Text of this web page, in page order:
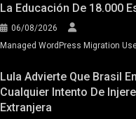
La Educación De 18.000
06/08/2026
Managed WordPress Migration
Lula Advierte Que Brasil
Cualquier Intento De
Extranjera